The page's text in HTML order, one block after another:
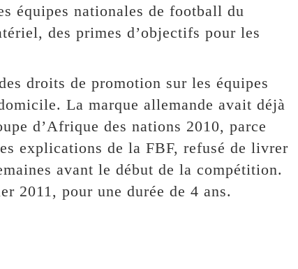
équipes nationales de football du
des primes d’objectifs pour les
droits de promotion sur les équipes
La marque allemande avait déjà
d’Afrique des nations 2010, parce
explications de la FBF, refusé de livrer
avant le début de la compétition.
2011, pour une durée de 4 ans.